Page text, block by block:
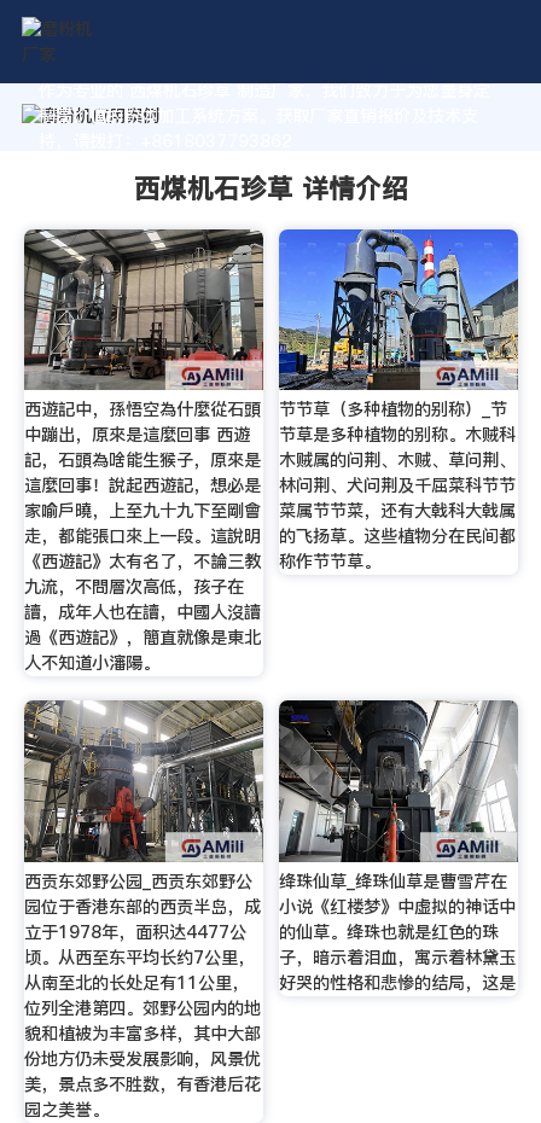
作为专业的 西煤机石珍草 制造厂家，我们致力于为您量身定
制高价值的粉体加工系统方案。获取厂家直销报价及技术支
西煤机石珍草 详情介绍
西遊記中，孫悟空為什麼從石頭
中蹦出，原來是這麼回事 西遊
記，石頭為啥能生猴子，原來是
這麼回事！說起西遊記，想必是
家喻戶曉，上至九十九下至剛會
走，都能張口來上一段。這說明
《西遊記》太有名了，不論三教
九流，不問層次高低，孩子在
讀，成年人也在讀，中國人沒讀
過《西遊記》，簡直就像是東北
人不知道小瀋陽。
节节草（多种植物的别称）_节
节草是多种植物的别称。木贼科
木贼属的问荆、木贼、草问荆、
林问荆、犬问荆及千屈菜科节节
菜属节节菜，还有大戟科大戟属
的飞扬草。这些植物分在民间都
称作节节草。
西贡东郊野公园_西贡东郊野公
园位于香港东部的西贡半岛，成
立于1978年，面积达4477公
顷。从西至东平均长约7公里，
从南至北的长处足有11公里，
位列全港第四。郊野公园内的地
貌和植被为丰富多样，其中大部
份地方仍未受发展影响，风景优
美，景点多不胜数，有香港后花
园之美誉。
绛珠仙草_绛珠仙草是曹雪芹在
小说《红楼梦》中虚拟的神话中
的仙草。绛珠也就是红色的珠
子，暗示着泪血，寓示着林黛玉
好哭的性格和悲惨的结局，这是